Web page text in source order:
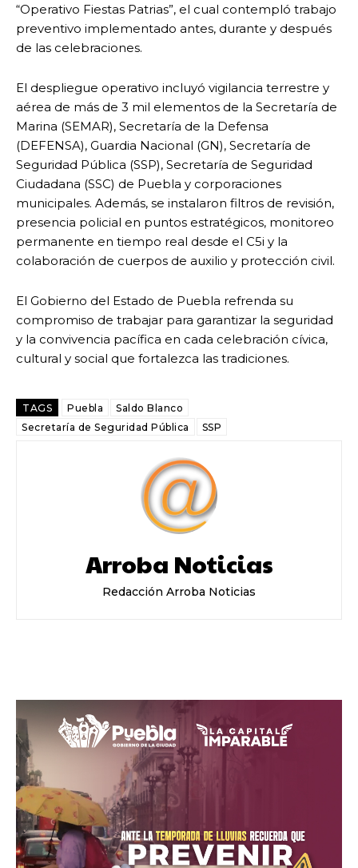
“Operativo Fiestas Patrias”, el cual contempló trabajo
preventivo implementado antes, durante y después
de las celebraciones.
El despliegue operativo incluyó vigilancia terrestre y
aérea de más de 3 mil elementos de la Secretaría de
Marina (SEMAR), Secretaría de la Defensa
(DEFENSA), Guardia Nacional (GN), Secretaría de
Seguridad Pública (SSP), Secretaría de Seguridad
Ciudadana (SSC) de Puebla y corporaciones
municipales. Además, se instalaron filtros de revisión,
presencia policial en puntos estratégicos, monitoreo
permanente en tiempo real desde el C5i y la
colaboración de cuerpos de auxilio y protección civil.
El Gobierno del Estado de Puebla refrenda su
compromiso de trabajar para garantizar la seguridad
y la convivencia pacífica en cada celebración cívica,
cultural y social que fortalezca las tradiciones.
TAGS Puebla
Saldo Blanco
Secretaría de Seguridad Pública
SSP
Arroba Noticias
Redacción Arroba Noticias